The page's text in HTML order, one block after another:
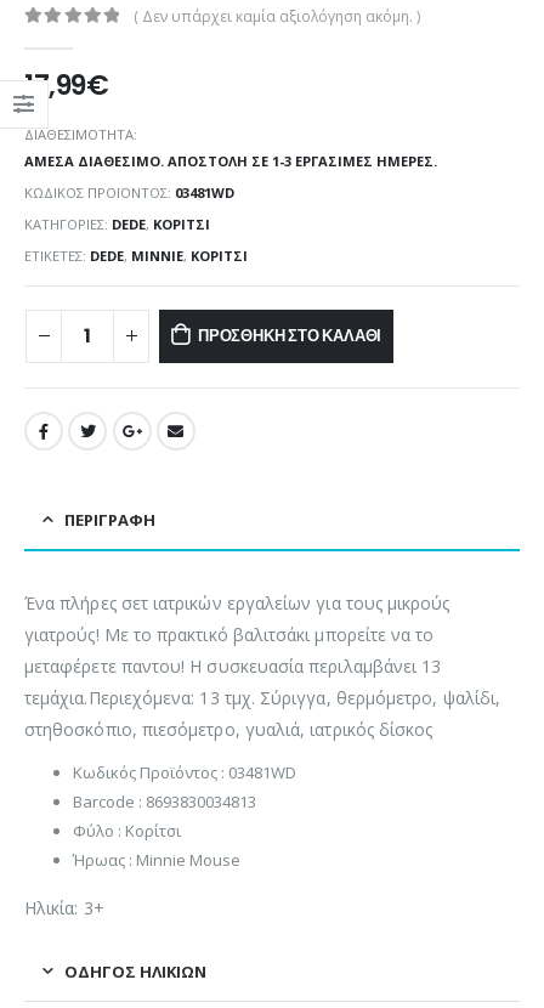
( Δεν υπάρχει καμία αξιολόγηση ακόμη. )
17,99€
ΔΙΑΘΕΣΙΜΌΤΗΤΑ:
ΆΜΕΣΑ ΔΙΑΘΈΣΙΜΟ. ΑΠΟΣΤΟΛΉ ΣΕ 1-3 ΕΡΓΆΣΙΜΕΣ ΗΜΈΡΕΣ.
ΚΩΔΙΚΌΣ ΠΡΟΪΌΝΤΟΣ: 03481WD
ΚΑΤΗΓΟΡΊΕΣ: DEDE, ΚΟΡΊΤΣΙ
ΕΤΙΚΈΤΕΣ: DEDE, MINNIE, ΚΟΡΊΤΣΙ
ΠΡΟΣΘΉΚΗ ΣΤΟ ΚΑΛΆΘΙ
ΠΕΡΙΓΡΑΦΉ
Ένα πλήρες σετ ιατρικών εργαλείων για τους μικρούς
γιατρούς! Με το πρακτικό βαλιτσάκι μπορείτε να το
μεταφέρετε παντου! Η συσκευασία περιλαμβάνει 13
τεμάχια.Περιεχόμενα: 13 τμχ. Σύριγγα, θερμόμετρο, ψαλίδι,
στηθοσκόπιο, πιεσόμετρο, γυαλιά, ιατρικός δίσκος
Κωδικός Προϊόντος : 03481WD
Barcode : 8693830034813
Φύλο : Κορίτσι
Ήρωας : Minnie Mouse
Ηλικία: 3+
ΟΔΗΓΌΣ ΗΛΙΚΙΏΝ